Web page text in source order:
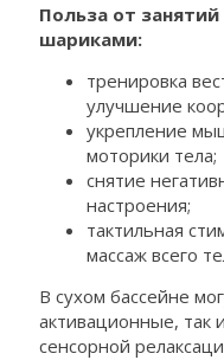
Польза от занятий
шариками:
тренировка
улучшение
укрепление
моторики тела;
снятие
настроения;
тактильная
массаж всего
В сухом бассейне
активационные, так
сенсорной